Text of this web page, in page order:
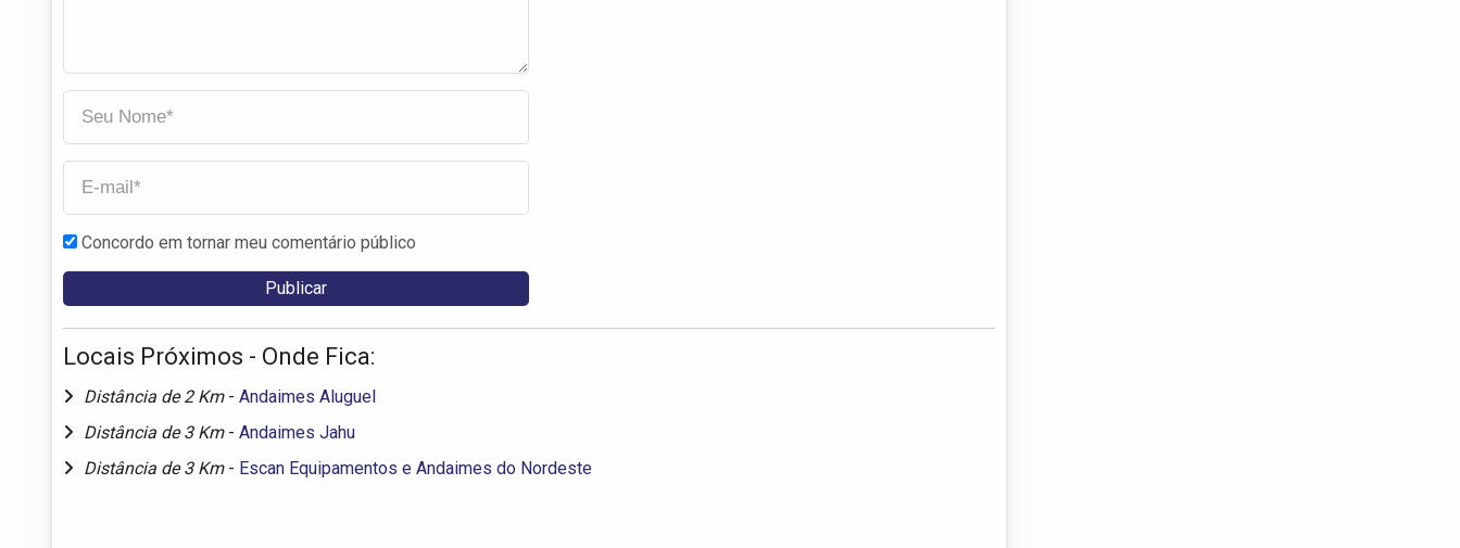
Concordo em tornar meu comentário público
Locais Próximos - Onde Fica:
Distância de 2 Km - Andaimes Aluguel
Distância de 3 Km - Andaimes Jahu
Distância de 3 Km - Escan Equipamentos e Andaimes do Nordeste